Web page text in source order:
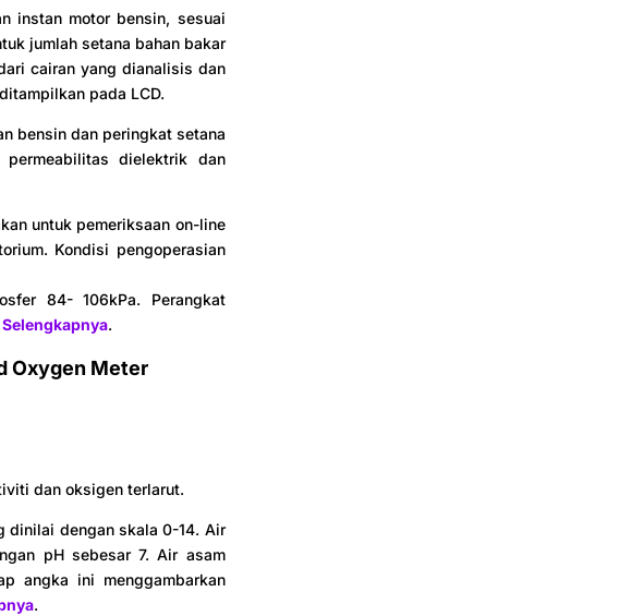
instan motor bensin, sesuai
jumlah setana bahan bakar
cairan yang dianalisis dan
pada LCD.
bensin dan peringkat setana
dielektrik dan
untuk pemeriksaan on-line
Kondisi pengoperasian
84- 106kPa. Perangkat
Selengkapnya.
Oxygen Meter
dan oksigen terlarut.
dinilai dengan skala 0-14. Air
pH sebesar 7. Air asam
angka ini menggambarkan
.